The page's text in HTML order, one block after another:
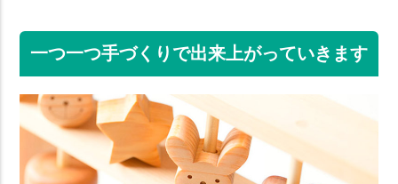
一つ一つ手づくりで出来上がっていきます